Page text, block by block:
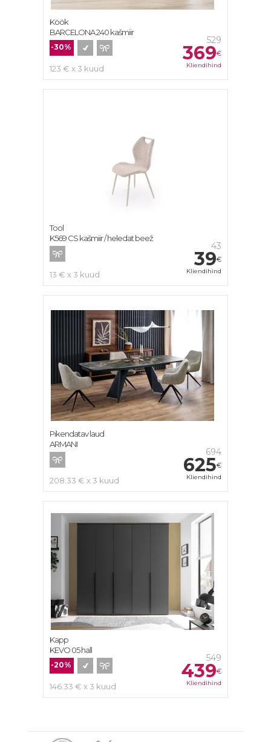
529
369€
Kliendihind
-30%
123 € x 3 kuud
Köök
BARCELONA 240 kašmiir
43
39€
Kliendihind
13 € x 3 kuud
Tool
K569 CS kašmiir / heledat beež
694
625€
Kliendihind
208.33 € x 3 kuud
Pikendatav laud
ARMANI
549
439€
Kliendihind
-20%
146.33 € x 3 kuud
Kapp
KEVO 05 hall